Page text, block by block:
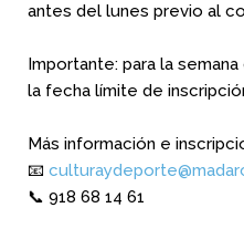
antes del lunes previo al
Importante: para la
la fecha límite de
Más información e
📧
📞 918 68 14 61